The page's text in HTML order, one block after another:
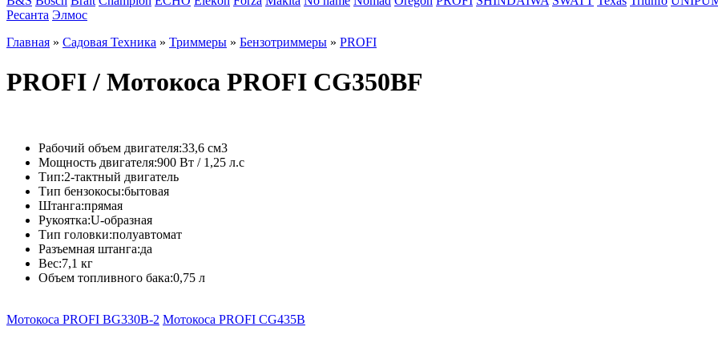
Ресанта Элмос
Главная » Садовая Техника » Триммеры » Бензотриммеры » PROFI
PROFI / Мотокоса PROFI CG350BF
Рабочий объем двигателя:33,6 см3
Мощность двигателя:900 Вт / 1,25 л.с
Тип:2-тактный двигатель
Тип бензокосы:бытовая
Штанга:прямая
Рукоятка:U-образная
Тип головки:полуавтомат
Разъемная штанга:да
Вес:7,1 кг
Объем топливного бака:0,75 л
Мотокоса PROFI BG330B-2 Мотокоса PROFI CG435B